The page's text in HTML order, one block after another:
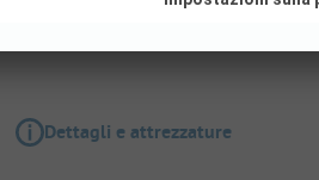
Dettagli e attrezzature